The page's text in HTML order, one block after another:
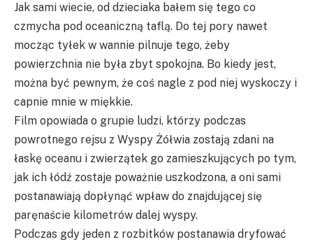
Jak sami wiecie, od dzieciaka bałem się tego co
czmycha pod oceaniczną taflą. Do tej pory nawet
mocząc tyłek w wannie pilnuje tego, żeby
powierzchnia nie była zbyt spokojna. Bo kiedy jest,
można być pewnym, że coś nagle z pod niej wyskoczy i
capnie mnie w miękkie.
Film opowiada o grupie ludzi, którzy podczas
powrotnego rejsu z Wyspy Żółwia zostają zdani na
łaskę oceanu i zwierzątek go zamieszkujących po tym,
jak ich łódź zostaje poważnie uszkodzona, a oni sami
postanawiają dopłynąć wpław do znajdującej się
paręnaście kilometrów dalej wyspy.
Podczas gdy jeden z rozbitków postanawia dryfować